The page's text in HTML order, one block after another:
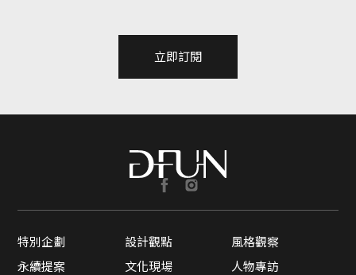
立即訂閱
特別企劃 設計觀點
風格觀察
永續提案
文化現場
人物專訪